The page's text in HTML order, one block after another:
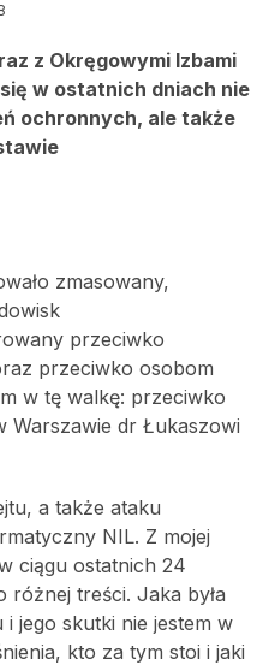
z Okręgowymi Izbami
w ostatnich dniach nie
ochronnych, ale także
zmasowany,
przeciwko
przeciwko osobom
w tę walkę: przeciwko
Warszawie dr Łukaszowi
a także ataku
NIL. Z mojej
ciągu ostatnich 24
różnej treści. Jaka była
jego skutki nie jestem w
kto za tym stoi i jaki